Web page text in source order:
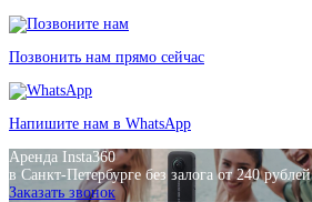
Позвонить нам прямо сейчас
Напишите нам в WhatsApp
Аренда Insta360
в Санкт-Петербурге без залога от 240 рублей
Заказать звонок